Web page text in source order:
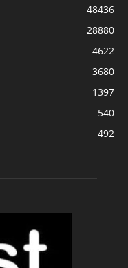
48436
28880
4622
3680
1397
540
492